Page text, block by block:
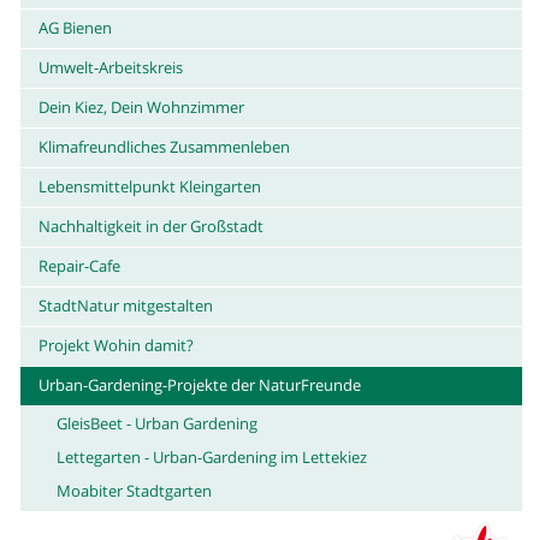
AG Bienen
Umwelt-Arbeitskreis
Dein Kiez, Dein Wohnzimmer
Klimafreundliches Zusammenleben
Lebensmittelpunkt Kleingarten
Nachhaltigkeit in der Großstadt
Repair-Cafe
StadtNatur mitgestalten
Projekt Wohin damit?
Urban-Gardening-Projekte der NaturFreunde
GleisBeet - Urban Gardening
Lettegarten - Urban-Gardening im Lettekiez
Moabiter Stadtgarten